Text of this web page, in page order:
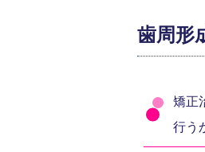
歯周形
矯正
行う